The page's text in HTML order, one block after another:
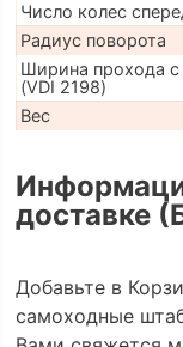
Число колес
Радиус поворота
Ширина прохода с
(VDI 2198)
Вес
доставке
Добавьте в
самоходные